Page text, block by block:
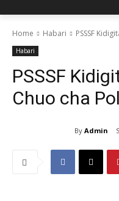
Home Habari PSSSF
Habari
PSSSF
Chuo cha
By Admin